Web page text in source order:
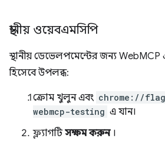
স্থানীয় ওয়েবএমসিপি
স্থানীয় ডেভেলপমেন্টের জন্য WebMCP
হিসেবে উপলব্ধ:
ক্রোম খুলুন এবং chrome://
webmcp-testing এ যান।
ফ্ল্যাগটিসক্ষম করুন।